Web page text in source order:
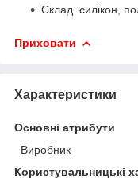
Склад силікон,
Приховати
Характеристики
Основні атрибути
Виробник
Користувальницькі